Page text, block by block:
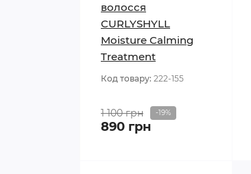
волосся
CURLYSHYLL
Moisture Calming
Treatment
Код товару: 222-155
1 100 грн -19%
890 грн